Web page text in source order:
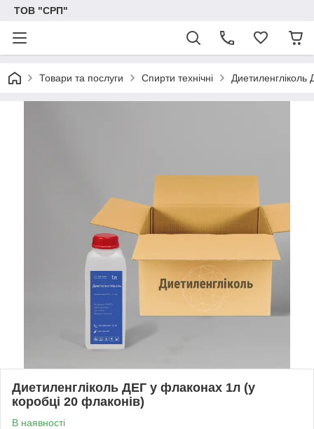
ТОВ "СРП"
Товари та послуги Спирти технічні
Диетиленгліколь ДЕГ у флаконах 1л (у
коробці 20 флаконів)
В наявності